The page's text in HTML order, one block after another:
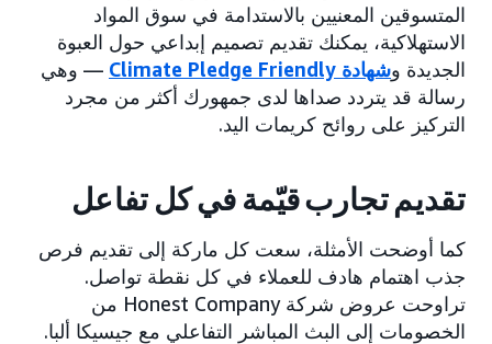
المتسوقين المعنيين بالاستدامة في سوق المواد
الاستهلاكية، يمكنك تقديم تصميم إبداعي حول العبوة
الجديدة وشهادة Climate Pledge Friendly
— وهي
رسالة قد يتردد صداها لدى جمهورك أكثر من مجرد
التركيز على روائح كريمات اليد.
تقديم تجارب قيّمة في كل تفاعل
كما أوضحت الأمثلة، سعت كل ماركة إلى تقديم فرص
جذب اهتمام هادف للعملاء في كل نقطة تواصل.
تراوحت عروض شركة Honest Company من
الخصومات إلى البث المباشر التفاعلي مع جيسيكا ألبا.